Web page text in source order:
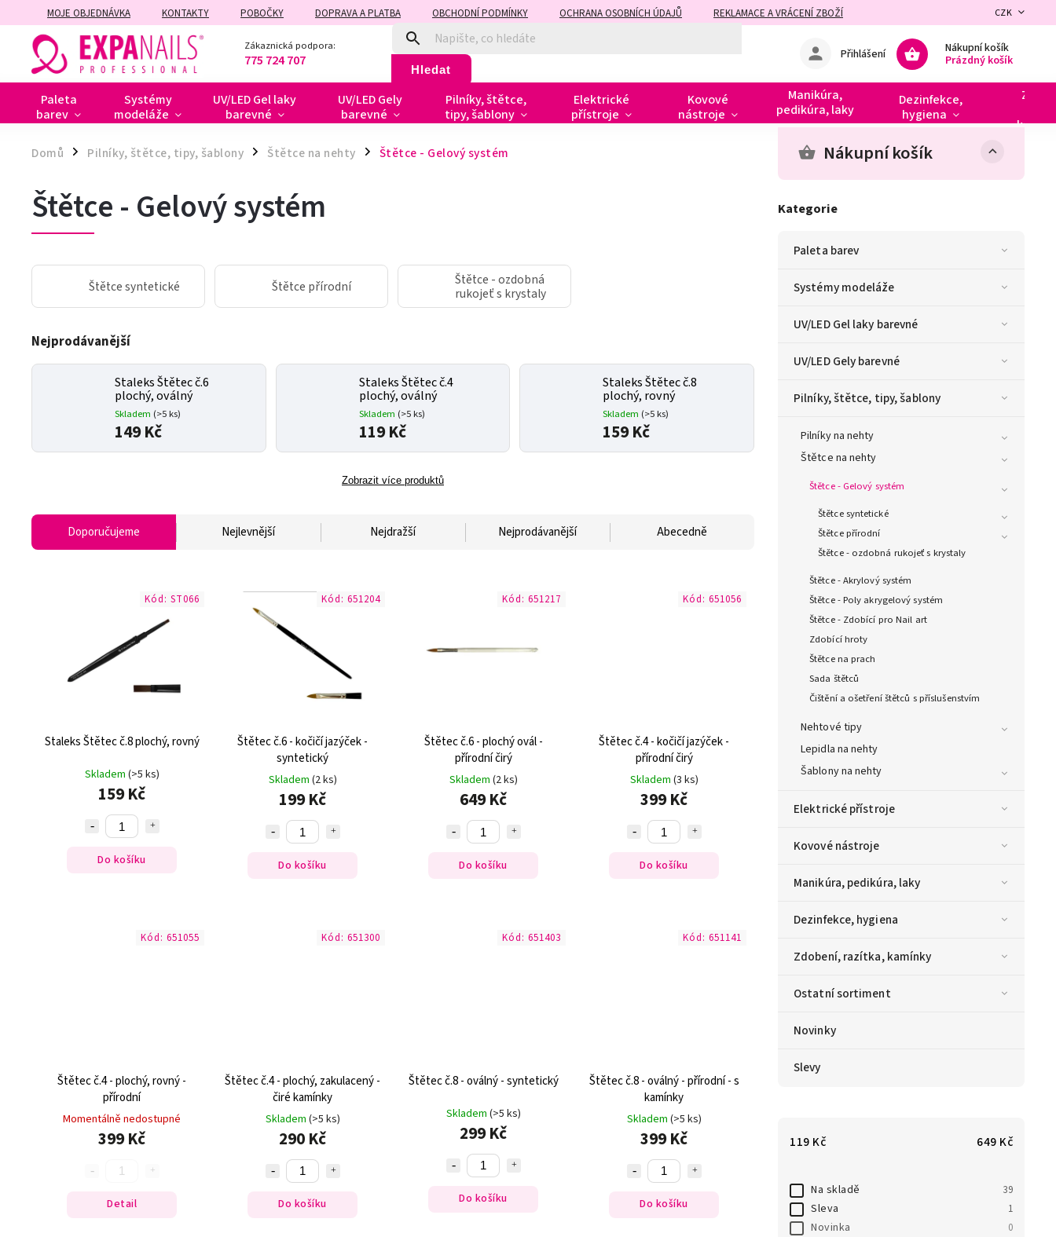
MOJE OBJEDNÁVKA KONTAKTY POBOČKY DOPRAVA A PLATBA OBCHODNÍ PODMÍNKY OCHRANA OSOBNÍCH ÚDAJŮ
REKLAMACE A VRÁCENÍ ZBOŽÍ
ZÁRUČNÍ A POZÁRUČNÍ OPRAVY
CZK
Zákaznická podpora:
775 724 707 Hledat
Nákupní košík
Prázdný košík
Přihlášení
Paleta
barev
Systémy
modeláže
UV/LED Gel laky
barevné
UV/LED Gely
barevné
Pilníky, štětce,
tipy, šablony
Elektrické
přístroje
Kovové
nástroje
Manikúra,
pedikúra, laky
Dezinfekce,
hygiena
Domů / Pilníky, štětce, tipy, šablony / Štětce na nehty / Štětce - Gelový systém Nákupní košík
Kategorie
Paleta barev
Systémy modeláže
UV/LED Gel laky barevné
UV/LED Gely barevné
Pilníky, štětce, tipy, šablony
Pilníky na nehty
Štětce na nehty
Štětce - Gelový systém
Štětce syntetické
Štětce přírodní
Štětce - ozdobná rukojeť s krystaly
Štětce - Akrylový systém
Štětce - Poly akrygelový systém
Štětce - Zdobící pro Nail art
Zdobící hroty
Štětce na prach
Sada štětců
Čištění a ošetření štětců s příslušenstvím
Nehtové tipy
Lepidla na nehty
Šablony na nehty
Elektrické přístroje
Kovové nástroje
Manikúra, pedikúra, laky
Dezinfekce, hygiena
Zdobení, razítka, kamínky
Ostatní sortiment
Novinky
Slevy
119 Kč 649 Kč
Na skladě 39
Sleva 1
Novinka 0
Štětce - Gelový systém
Štětce syntetické Štětce přírodní
Štětce - ozdobná
rukojeť s krystaly
Nejprodávanější
Staleks Štětec č.6
plochý, oválný
Skladem (>5 ks)
149 Kč
Staleks Štětec č.4
plochý, oválný
Skladem (>5 ks)
119 Kč
Staleks Štětec č.8
plochý, rovný
Skladem (>5 ks)
159 Kč
Zobrazit více produktů
Doporučujeme Nejlevnější Nejdražší Nejprodávanější Abecedně
Staleks Štětec č.8 plochý, rovný
Skladem (>5 ks)
159 Kč
Do košíku
Kód: ST066
Štětec č.6 - kočičí jazýček -
syntetický
Skladem (2 ks)
199 Kč
Do košíku
Kód: 651204
Štětec č.6 - plochý ovál -
přírodní čirý
Skladem (2 ks)
649 Kč
Do košíku
Kód: 651217
Štětec č.4 - kočičí jazýček -
přírodní čirý
Skladem (3 ks)
399 Kč
Do košíku
Kód: 651056
Štětec č.4 - plochý, rovný -
přírodní
Momentálně nedostupné
399 Kč
Detail
Kód: 651055
Štětec č.4 - plochý, zakulacený -
čiré kamínky
Skladem (>5 ks)
290 Kč
Do košíku
Kód: 651300
Štětec č.8 - oválný - syntetický
Skladem (>5 ks)
299 Kč
Do košíku
Kód: 651403
Štětec č.8 - oválný - přírodní - s
kamínky
Skladem (>5 ks)
399 Kč
Do košíku
Kód: 651141